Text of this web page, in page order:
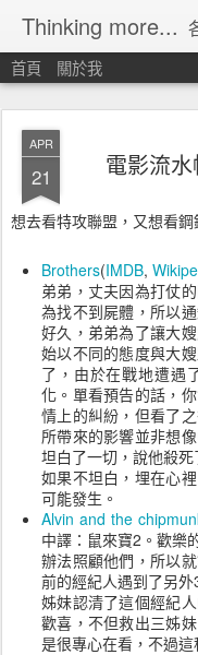
Thinking more...
首頁 關於我
APR
21 電影流
想去看特攻聯盟，又想看鋼
Brothers(IMDB,
弟弟，丈夫因為打仗
為找不到屍體，所以
好久，弟弟為了讓大
始以不同的態度與大
了，由於在戰地遭遇
化。單看預告的話，
情上的糾紛，但看了
所帶來的影響並非想
坦白了一切，說他殺
如果不坦白，埋在心
可能發生。
Alvin and the
中譯：鼠來寶2。歡樂
辦法照顧他們，所以
前的經紀人遇到了另
姊妹認清了這個經紀
歡喜，不但救出三姊
是很專心在看，不過